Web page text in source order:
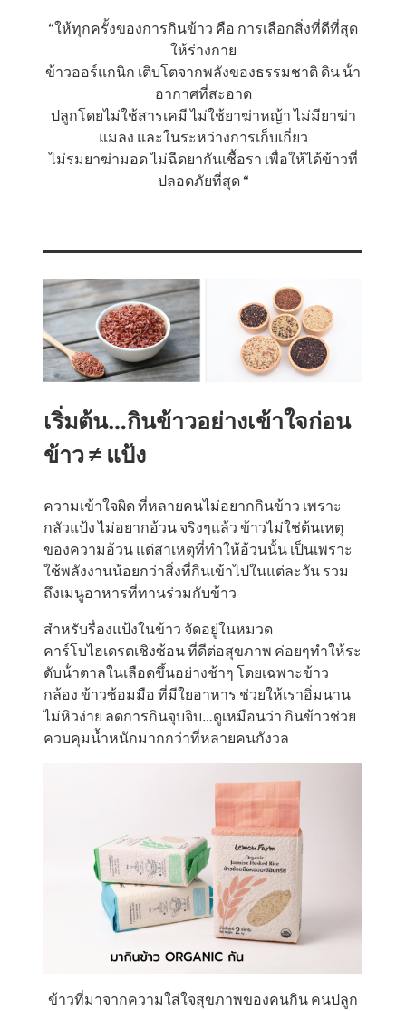
“ให้ทุกครั้งของการกินข้าว คือ การเลือกสิ่งที่ดีที่สุด
ให้ร่างกาย
ข้าวออร์แกนิก เติบโตจากพลังของธรรมชาติ ดิน น้ํา
อากาศที่สะอาด
ปลูกโดยไม่ใช้สารเคมี ไม่ใช้ยาฆ่าหญ้า ไม่มียาฆ่า
แมลง และในระหว่างการเก็บเกี่ยว
ไม่รมยาฆ่ามอด ไม่ฉีดยากันเชื้อรา เพื่อให้ได้ข้าวที่
ปลอดภัยที่สุด “
เริ่มต้น…กินข้าวอย่างเข้าใจก่อน
ข้าว ≠ แป้ง
ความเข้าใจผิด ที่หลายคนไม่อยากกินข้าว เพราะ
กลัวแป้ง ไม่อยากอ้วน จริงๆแล้ว ข้าวไม่ใช่ต้นเหตุ
ของความอ้วน แต่สาเหตุที่ทำให้อ้วนนั้น เป็นเพราะ
ใช้พลังงานน้อยกว่าสิ่งที่กินเข้าไปในแต่ละวัน รวม
ถึงเมนูอาหารที่ทานร่วมกับข้าว
สำหรับรื่องแป้งในข้าว จัดอยู่ในหมวด
คาร์โบไฮเดรตเชิงซ้อน ที่ดีต่อสุขภาพ ค่อยๆทำให้ระ
ดับน้ําตาลในเลือดขึ้นอย่างช้าๆ โดยเฉพาะข้าว
กล้อง ข้าวซ้อมมือ ที่มีใยอาหาร ช่วยให้เราอิ่มนาน
ไม่หิวง่าย ลดการกินจุบจิบ…ดูเหมือนว่า กินข้าวช่วย
ควบคุมนํ้าหนักมากกว่าที่หลายคนกังวล
ข้าวที่มาจากความใส่ใจสุขภาพของคนกิน คนปลูก